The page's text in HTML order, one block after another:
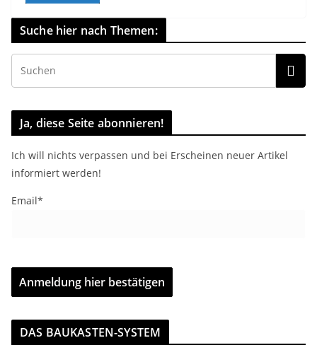
Suche hier nach Themen:
Ja, diese Seite abonnieren!
Ich will nichts verpassen und bei Erscheinen neuer Artikel
informiert werden!
Email*
DAS BAUKASTEN-SYSTEM